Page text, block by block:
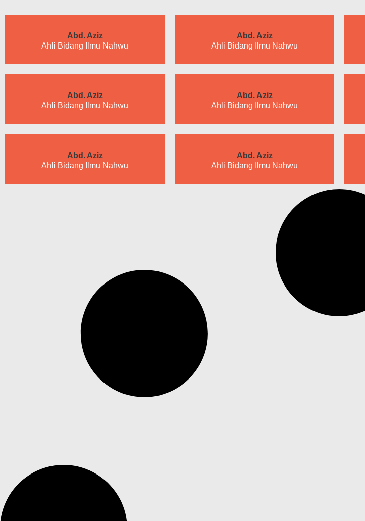
Abd. Aziz
Ahli Bidang Ilmu Nahwu
Abd. Aziz
Ahli Bidang Ilmu Nahwu
Abd. Aziz
Ahli Bidang Ilmu Nahwu
Abd. Aziz
Ahli Bidang Ilmu Nahwu
Abd. Aziz
Ahli Bidang Ilmu Nahwu
Abd. Aziz
Ahli Bidang Ilmu Nahwu